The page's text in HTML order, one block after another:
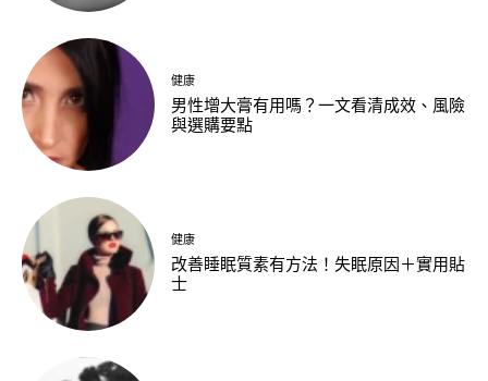
健康
男性增大膏有用嗎？一文看清成效、風險
與選購要點
健康
改善睡眠質素有方法！失眠原因＋實用貼
士